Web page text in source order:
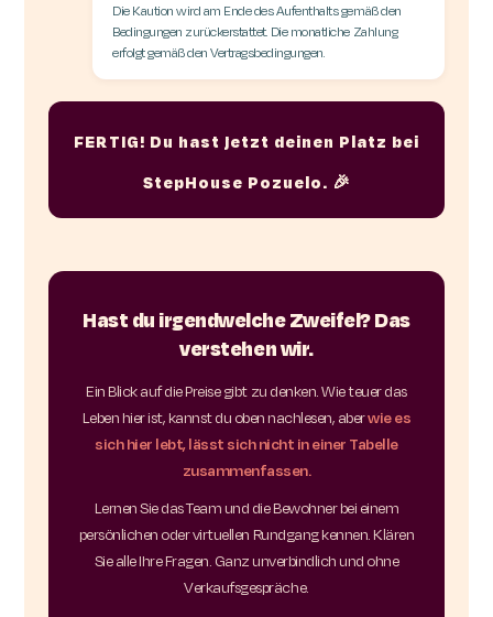
Die Kaution wird am Ende des Aufenthalts gemäß den
Bedingungen zurückerstattet. Die monatliche Zahlung
erfolgt gemäß den Vertragsbedingungen.
FERTIG! Du hast jetzt deinen Platz bei
StepHouse Pozuelo. 🎉
Hast du irgendwelche Zweifel? Das
verstehen wir.
Ein Blick auf die Preise gibt zu denken. Wie teuer das
Leben hier ist, kannst du oben nachlesen, aberwie es
sich hier lebt, lässt sich nicht in einer Tabelle
zusammenfassen.
Lernen Sie das Team und die Bewohner bei einem
persönlichen oder virtuellen Rundgang kennen. Klären
Sie alle Ihre Fragen. Ganz unverbindlich und ohne
Verkaufsgespräche.